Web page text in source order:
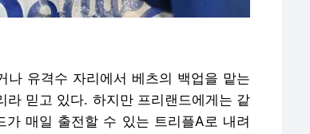
나 유격수 자리에서 베츠의 백업을 맡는
믿고 있다. 하지만 프리랜드에게는 같
매일 출전할 수 있는 트리플A로 내려